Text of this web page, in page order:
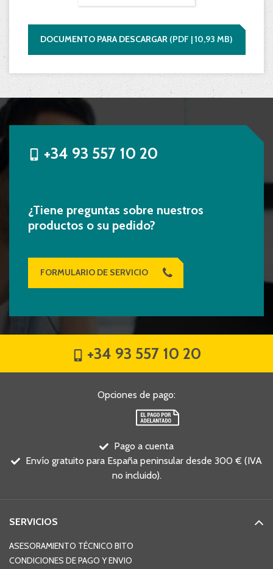
DOCUMENTO PARA DESCARGAR (PDF |10,93 MB)
+34 93 557 10 20
¿Tiene preguntas sobre nuestros
productos o su pedido?
FORMULARIO DE SERVICIO
+34 93 557 10 20
Opciones de pago:
Pago a cuenta
Envío gratuito para España peninsular desde 300 € (IVA
no incluido).
SERVICIOS
ASESORAMIENTO TÉCNICO BITO
CONDICIONES DE PAGO Y ENVIO